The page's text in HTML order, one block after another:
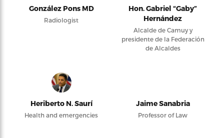
González Pons MD
Radiologist
Hon. Gabriel “Gaby”
Hernández
Alcalde de Camuy y
presidente de la Federación
de Alcaldes
Heriberto N. Saurí
Health and emergencies
Jaime Sanabria
Professor of Law